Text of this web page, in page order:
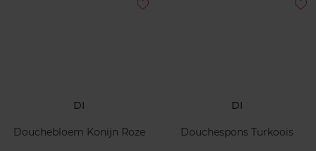
DI
Douchebloem Konijn Roze
DI
Douchespons Turkoois